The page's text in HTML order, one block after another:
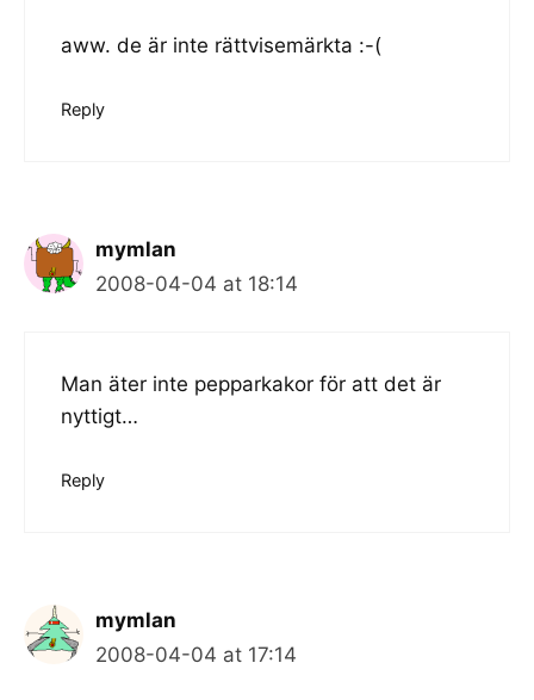
aww. de är inte rättvisemärkta :-(
Reply
mymlan
2008-04-04 at 18:14
Man äter inte pepparkakor för att det är
nyttigt…
Reply
mymlan
2008-04-04 at 17:14